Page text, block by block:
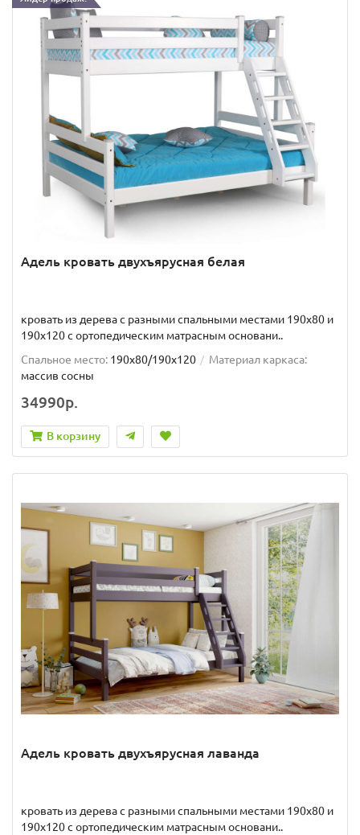
Адель кровать двухъярусная белая
кровать из дерева с разными спальными местами 190x80 и
190x120 с ортопедическим матрасным основани..
Спальное место: 190x80/190x120
Материал каркаса:
массив сосны
34990р.
В корзину
Адель кровать двухъярусная лаванда
кровать из дерева с разными спальными местами 190x80 и
190x120 с ортопедическим матрасным основани..